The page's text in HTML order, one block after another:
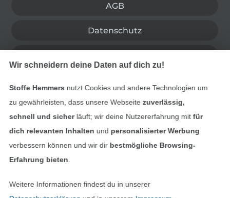
AGB
Datenschutz
Bestellung widerrufen
Wir schneidern deine Daten auf dich zu!
Stoffe Hemmers nutzt Cookies und andere Technologien um
zu gewährleisten, dass unsere Webseite zuverlässig,
schnell und sicherläuft; wir deine Nutzererfahrung mitfür
dich relevanten Inhalten und personalisierter Werbung
verbessern können und wir dir bestmögliche Browsing-
Erfahrung bieten
Weitere Informationen findest du in unserer